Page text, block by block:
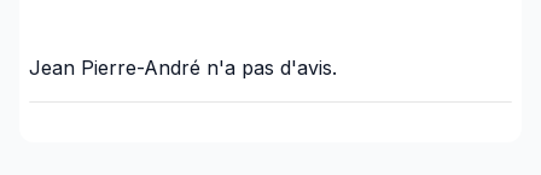
Montérégie (Le Haut-Richelieu)
Jean Pierre-André n'a pas d'avis.